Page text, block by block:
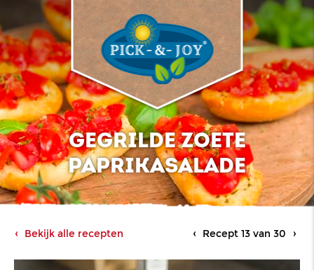
GEGRILDE ZOETE
PAPRIKASALADE
Bekijk alle recepten Recept 13 van 30